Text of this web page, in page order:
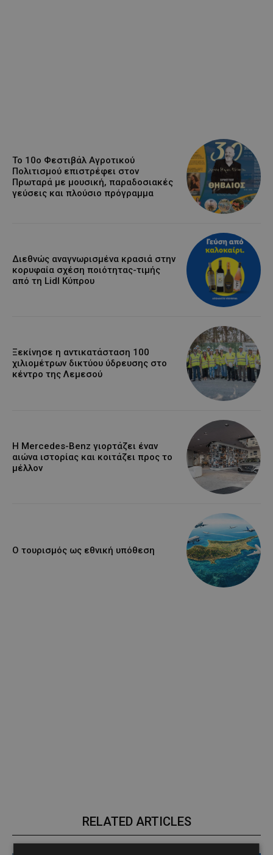
Το 10ο Φεστιβάλ Αγροτικού
Πολιτισμού επιστρέφει στον
Πρωταρά με μουσική, παραδοσιακές
γεύσεις και πλούσιο πρόγραμμα
Διεθνώς αναγνωρισμένα κρασιά στην
κορυφαία σχέση ποιότητας-τιμής
από τη Lidl Κύπρου
Ξεκίνησε η αντικατάσταση 100
χιλιομέτρων δικτύου ύδρευσης στο
κέντρο της Λεμεσού
Η Mercedes-Benz γιορτάζει έναν
αιώνα ιστορίας και κοιτάζει προς το
μέλλον
Ο τουρισμός ως εθνική υπόθεση
RELATED ARTICLES